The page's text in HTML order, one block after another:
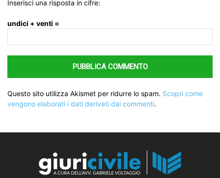
Inserisci una risposta in cifre:
undici + venti =
Questo sito utilizza Akismet per ridurre lo spam. Scopri come
vengono elaborati i dati derivati dai commenti.